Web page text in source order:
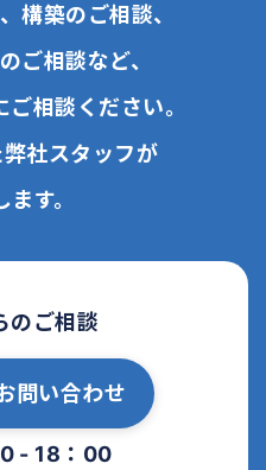
構築のご相談、
ご相談など、
相談ください。
社スタッフが
す。
のご相談
問い合わせ
- 18：00